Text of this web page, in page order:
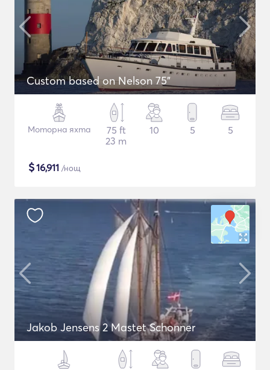
Custom based on Nelson 75"
Моторна яхта
75 ft
23 m
10 5 5
$16,911 /нощ
Jakob Jensens 2 Mastet Schonner